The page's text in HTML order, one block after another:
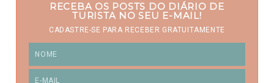
RECEBA OS POSTS DO DIÁRIO DE
TURISTA NO SEU E-MAIL!
CADASTRE-SE PARA RECEBER GRATUITAMENTE